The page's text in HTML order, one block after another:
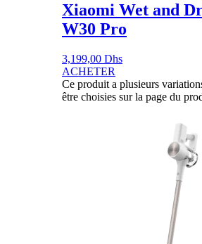
Xiaomi Wet and
W30 Pro
3,199,00 Dhs
ACHETER
Ce produit a plusieurs
être choisies sur la page du